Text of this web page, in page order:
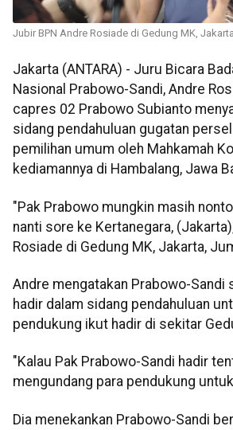
Jubir BPN Andre Rosiade di Gedung MK,
Jakarta (ANTARA) - Juru Bicara
Nasional Prabowo-Sandi, Andre
capres 02 Prabowo Subianto
sidang pendahuluan gugatan
pemilihan umum oleh Mahkamah
kediamannya di Hambalang, Jawa
"Pak Prabowo mungkin masih
nanti sore ke Kertanegara,
Rosiade di Gedung MK, Jakarta,
Andre mengatakan Prabowo-Sandi
hadir dalam sidang pendahuluan
pendukung ikut hadir di sekitar
"Kalau Pak Prabowo-Sandi hadir
mengundang para pendukung
Dia menekankan Prabowo-Sandi